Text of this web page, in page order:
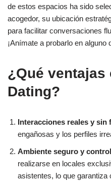
de estos espacios ha sido
acogedor, su ubicación
para facilitar conversaciones
¡Anímate a probarlo en alguno
¿Qué ventajas
Dating?
Interacciones reales y sin
engañosas y los perfiles
Ambiente seguro y
realizarse en locales
asistentes, lo que garantiza